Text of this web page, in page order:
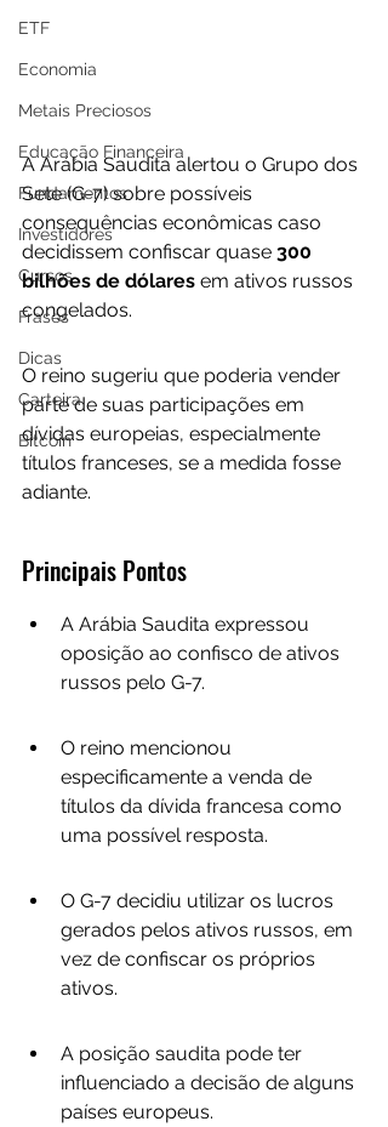
ETF
Economia
Metais Preciosos
Educação Financeira
Fundamentos
Investidores
Cursos
Frases
Dicas
Carteira
Bitcoin
A Arábia Saudita alertou o Grupo dos
Sete (G-7) sobre possíveis
consequências econômicas caso
decidissem confiscar quase 300
bilhões de dólares em ativos russos
congelados.
O reino sugeriu que poderia vender
parte de suas participações em
dívidas europeias, especialmente
títulos franceses, se a medida fosse
adiante.
Principais Pontos
A Arábia Saudita expressou
oposição ao confisco de ativos
russos pelo G-7.
O reino mencionou
especificamente a venda de
títulos da dívida francesa como
uma possível resposta.
O G-7 decidiu utilizar os lucros
gerados pelos ativos russos, em
vez de confiscar os próprios
ativos.
A posição saudita pode ter
influenciado a decisão de alguns
países europeus.